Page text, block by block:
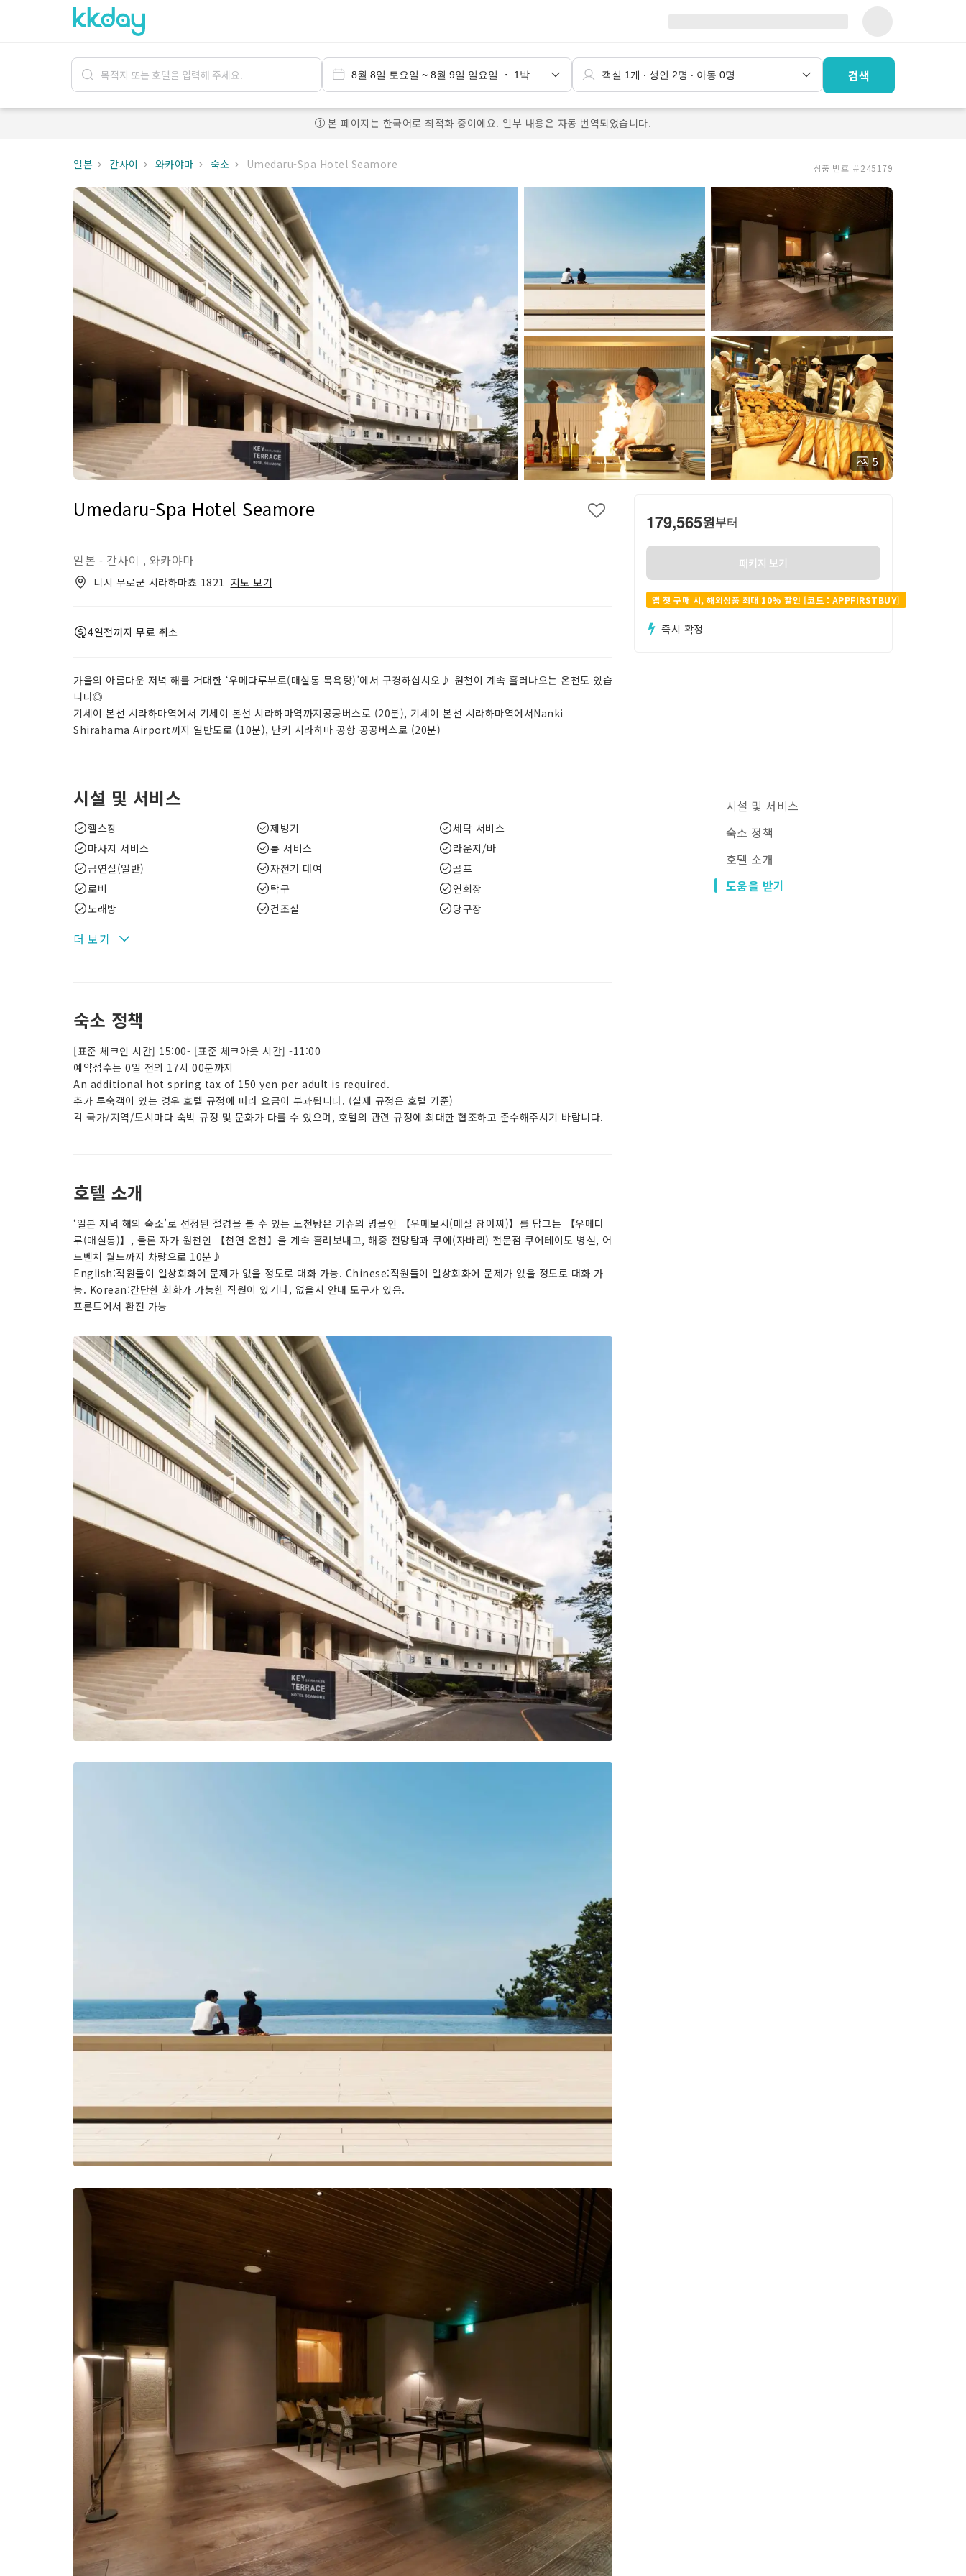
검색
본 페이지는 한국어로 최적화 중이에요. 일부 내용은 자동 번역되었습니다.
일본 간사이 와카야마 숙소 Umedaru-Spa Hotel Seamore 상품 번호 ＃245179
5
Umedaru-Spa Hotel Seamore
일본 - 간사이 , 와카야마
니시 무로군 시라하마쵸 1821 지도 보기
4일전까지 무료 취소
가을의 아름다운 저녁 해를 거대한 ‘우메다루부로(매실통 목욕탕)’에서 구경하십시오♪ 원천이 계속 흘러나오는 온천도 있습
니다◎
기세이 본선 시라하마역에서 기세이 본선 시라하마역까지공공버스로 (20분), 기세이 본선 시라하마역에서Nanki
Shirahama Airport까지 일반도로 (10분), 난키 시라하마 공항 공공버스로 (20분)
원
179,565 부터
패키지 보기
앱 첫 구매 시, 해외상품 최대 10% 할인 [코드 : APPFIRSTBUY]
즉시 확정
시설 및 서비스
헬스장 제빙기
세탁 서비스
마사지 서비스
룸 서비스
라운지/바
금연실(일반)
자전거 대여
골프
로비
탁구
연회장
노래방
건조실 당구장
더 보기
숙소 정책
[표준 체크인 시간] 15:00- [표준 체크아웃 시간] -11:00
예약접수는 0일 전의 17시 00분까지
An additional hot spring tax of 150 yen per adult is required.
추가 투숙객이 있는 경우 호텔 규정에 따라 요금이 부과됩니다. (실제 규정은 호텔 기준)
각 국가/지역/도시마다 숙박 규정 및 문화가 다를 수 있으며, 호텔의 관련 규정에 최대한 협조하고 준수해주시기 바랍니다.
호텔 소개
‘일본 저녁 해의 숙소’로 선정된 절경을 볼 수 있는 노천탕은 키슈의 명물인 【우메보시(매실 장아찌)】를 담그는 【우메다
루(매실통)】, 물론 자가 원천인 【천연 온천】을 계속 흘려보내고, 해중 전망탑과 쿠에(자바리) 전문점 쿠에테이도 병설, 어
드벤처 월드까지 차량으로 10분♪
English:직원들이 일상회화에 문제가 없을 정도로 대화 가능. Chinese:직원들이 일상회화에 문제가 없을 정도로 대화 가
능. Korean:간단한 회화가 가능한 직원이 있거나, 없을시 안내 도구가 있음.
프론트에서 환전 가능
시설 및 서비스
숙소 정책
호텔 소개
도움을 받기